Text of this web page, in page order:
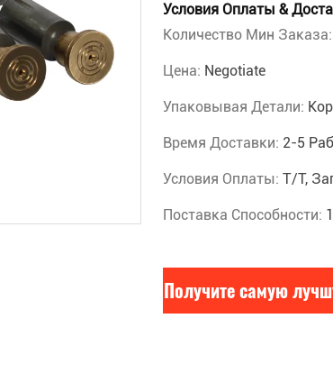
Условия Оплаты &
Количество Мин Заказа:
Цена: Negotiate
Упаковывая Детали:
Время Доставки: 2-5
Условия Оплаты: T/T,
Поставка Способности:
Получите самую